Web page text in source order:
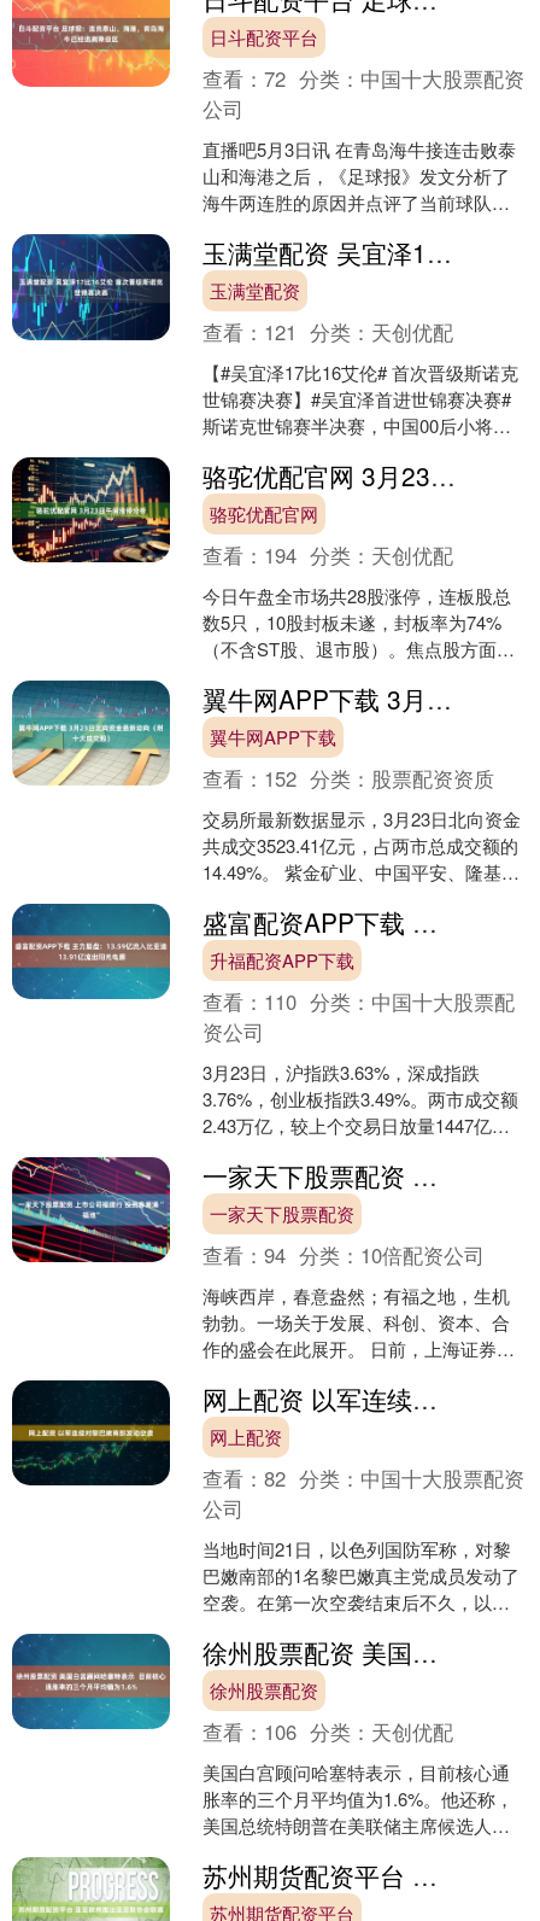
日斗配资平台
查看：72 分类： 中国十大股票配资
公司
直播吧5月3日讯 在青岛海牛接连击败泰
山和海港之后，《足球报》发文分析了
海牛两连胜的原因并点评了当前球队在
平4负进4球丢....
玉满堂配资 吴宜泽17比16艾伦 首次晋级斯诺克世锦赛决赛
玉满堂配资
查看： 121 分类： 天创优配
【#吴宜泽17比16艾伦# 首次晋级斯诺克
世锦赛决赛】#吴宜泽首进世锦赛决赛#
斯诺克世锦赛半决赛，中国00后小将吴
兰名....
骆驼优配官网 3月23日午间涨停分析
骆驼优配官网
查看： 194 分类： 天创优配
今日午盘全市场共28股涨停，连板股总
数5只，10股封板未遂，封板率为74%
（不含ST股、退市股）。焦点股方面，
方新能6天4板....
翼牛网APP下载 3月23日北向资金最新动向（附十大成交股）
翼牛网APP下载
查看： 152 分类： 股票配资资质
交易所最新数据显示，3月23日北向资金
共成交3523.41亿元，占两市总成交额的
14.49%。 紫金矿业、中国平安、隆基绿
37....
盛富配资APP下载 主力复盘：13.59亿流入比亚迪 13.91亿流出阳光电源
升福配资APP下载
查看： 110 分类： 中国十大股票配
资公司
3月23日，沪指跌3.63%，深成指跌
3.76%，创业板指跌3.49%。两市成交额
2.43万亿，较上个交易日放量1447亿。
12....
一家天下股票配资 上市公司福建行 投资春潮涌“福地”
一家天下股票配资
查看：94 分类： 10倍配资公司
海峡西岸，春意盎然；有福之地，生机
勃勃。一场关于发展、科创、资本、合
作的盛会在此展开。 日前，上海证券报
机构共同走进福建福州.... 网上配资 以军连续对黎巴嫩南部发动空袭
网上配资
查看：82 分类： 中国十大股票配资
公司
当地时间21日，以色列国防军称，对黎
巴嫩南部的1名黎巴嫩真主党成员发动了
空袭。在第一次空袭结束后不久，以色
巴嫩真主党成员发动....
徐州股票配资 美国白宫顾问哈塞特表示 目前核心通胀率的三个月平均值为1.6%
徐州股票配资
查看： 106 分类： 天创优配
美国白宫顾问哈塞特表示，目前核心通
胀率的三个月平均值为1.6%。他还称，
美国总统特朗普在美联储主席候选人中
DEPENDENT）人选。.... 苏州期货配资平台 亚足联将推出亚足联协会联赛
苏州期货配资平台